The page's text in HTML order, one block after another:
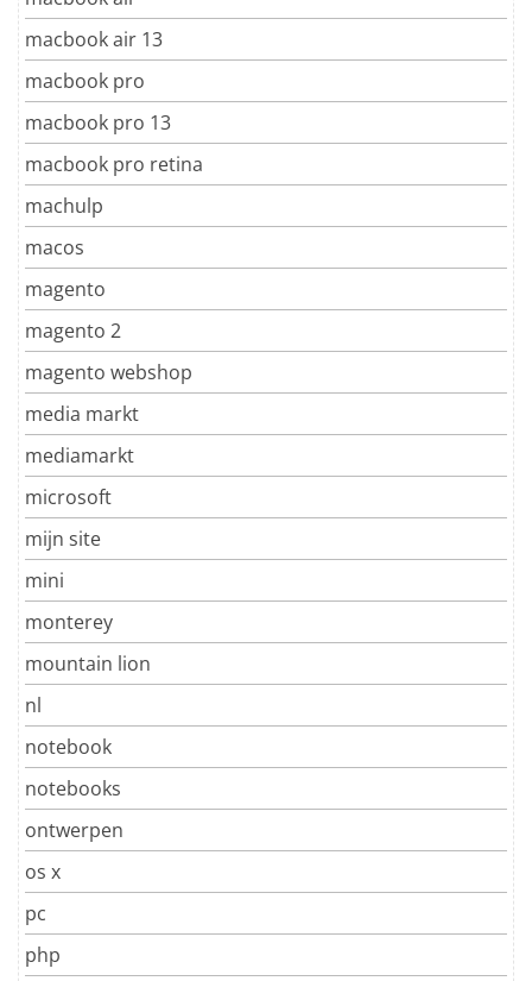
macbook air 13
macbook pro
macbook pro 13
macbook pro retina
machulp
macos
magento
magento 2
magento webshop
media markt
mediamarkt
microsoft
mijn site
mini
monterey
mountain lion
nl
notebook
notebooks
ontwerpen
os x
pc
php